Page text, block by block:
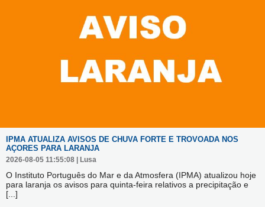
IPMA ATUALIZA AVISOS DE CHUVA FORTE E TROVOADA NOS
AÇORES PARA LARANJA
2026-08-05 11:55:08 | Lusa
O Instituto Português do Mar e da Atmosfera (IPMA) atualizou hoje
para laranja os avisos para quinta-feira relativos a precipitação e
[...]